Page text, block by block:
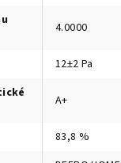
4.0000
12±2 Pa
A+
83,8 %